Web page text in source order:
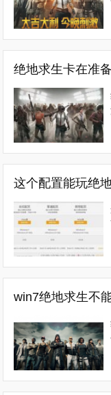
绝地求生卡在准
这个配置能玩绝
win7绝地求生不